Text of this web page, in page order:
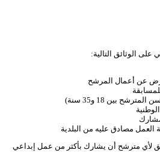
على الوثائق التالية:
عن أعمال المرشح
بين 18 و35 سنة)
مصادق عليه من البلدية
يحق لأي مترشح أن يشارك بأكثر من عمل إبداعي